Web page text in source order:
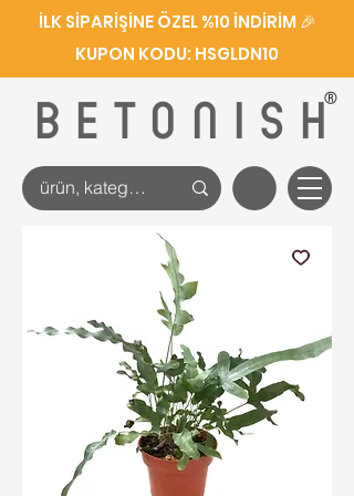
BETONISH
®
İLK SİPARİŞİNE ÖZEL %10 İNDİRİM 🎉
KUPON KODU: HSGLDN10